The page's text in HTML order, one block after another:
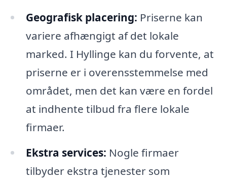
Geografisk placering: Priserne kan
variere afhængigt af det lokale
marked. I Hyllinge kan du forvente, at
priserne er i overensstemmelse med
området, men det kan være en fordel
at indhente tilbud fra flere lokale
firmaer.
Ekstra services: Nogle firmaer
tilbyder ekstra tjenester som